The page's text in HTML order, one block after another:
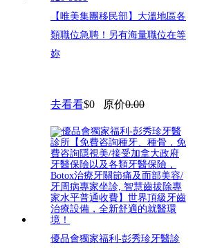
【唯美集團移民部】大溫地區各
類職位急聘！另有海量職位在等
妳
去看看$0 原价0.00
優品會獨家福利-彭秀珍牙醫診